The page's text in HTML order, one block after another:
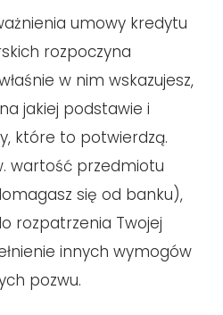
umowy kredytu
rozpoczyna
w nim wskazujesz,
jakiej podstawie i
które to potwierdzą.
wartość przedmiotu
się od banku),
rozpatrzenia Twojej
innych wymogów
pozwu.